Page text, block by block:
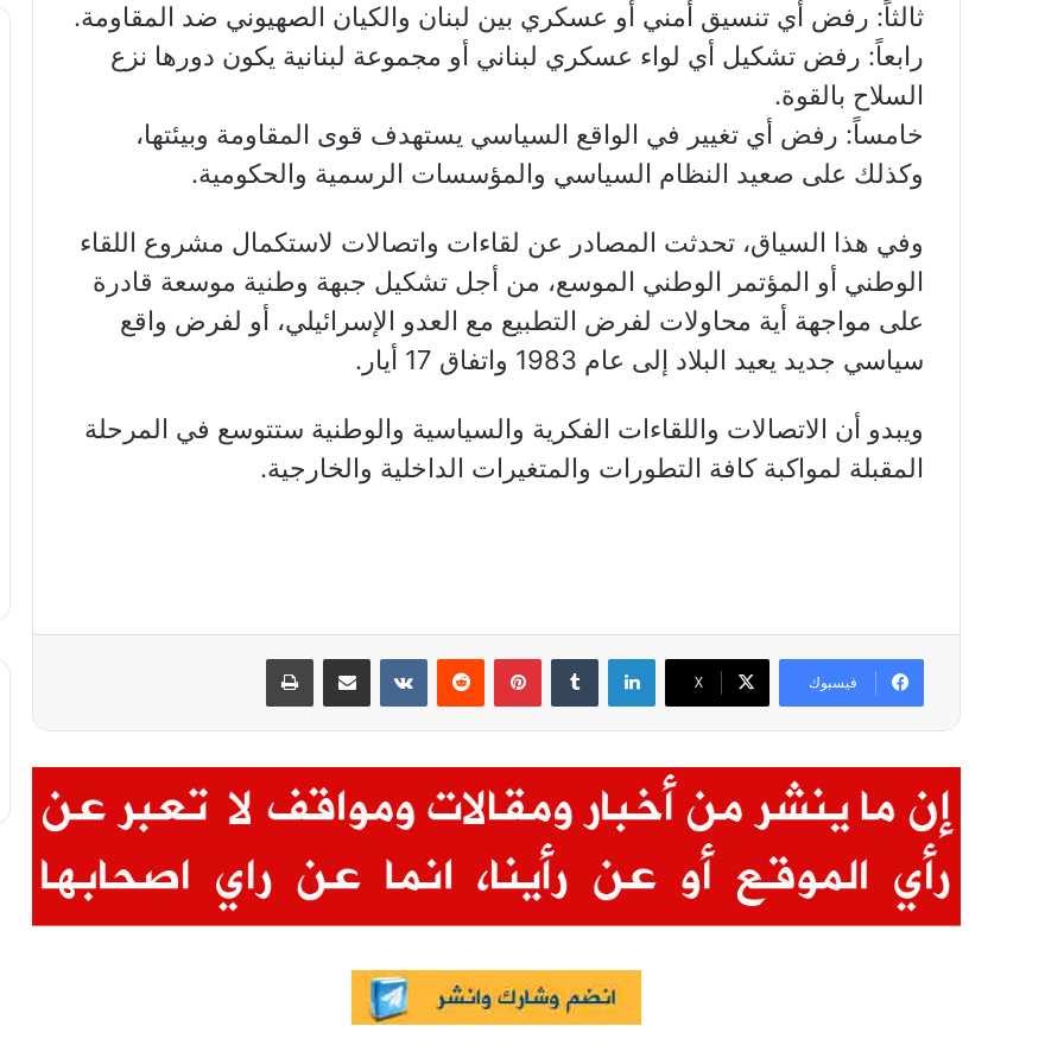
ثالثاً: رفض أي تنسيق أمني أو عسكري بين لبنان والكيان الصهيوني ضد المقاومة.
رابعاً: رفض تشكيل أي لواء عسكري لبناني أو مجموعة لبنانية يكون دورها نزع
السلاح بالقوة.
خامساً: رفض أي تغيير في الواقع السياسي يستهدف قوى المقاومة وبيئتها،
وكذلك على صعيد النظام السياسي والمؤسسات الرسمية والحكومية.
وفي هذا السياق، تحدثت المصادر عن لقاءات واتصالات لاستكمال مشروع اللقاء
الوطني أو المؤتمر الوطني الموسع، من أجل تشكيل جبهة وطنية موسعة قادرة
على مواجهة أية محاولات لفرض التطبيع مع العدو الإسرائيلي، أو لفرض واقع
سياسي جديد يعيد البلاد إلى عام 1983 واتفاق 17 أيار.
ويبدو أن الاتصالات واللقاءات الفكرية والسياسية والوطنية ستتوسع في المرحلة
المقبلة لمواكبة كافة التطورات والمتغيرات الداخلية والخارجية.
فيسبوك X
لينكدإن بينتيريست مشاركة عبر البريد طباعة